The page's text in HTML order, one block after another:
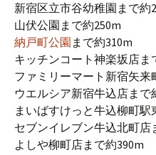
新宿区立市谷幼稚園まで約
山伏公園まで約250m
納戸町公園 まで約310m
キッチンコート神楽坂店ま
ファミリーマート新宿矢来
ウエルシア新宿牛込店まで
まいばすけっと牛込柳町駅
セブンイレブン牛込北町店
よしや柳町店まで約390m